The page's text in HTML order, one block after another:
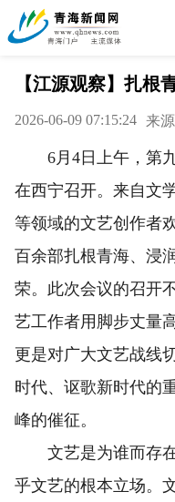
【江源观察】扎根
2026-06-09 07:15:24 来
6月4日上午，第九
在西宁召开。来自文
等领域的文艺创作者
百余部扎根青海、浸
荣。此次会议的召开
艺工作者用脚步丈量
更是对广大文艺战线
时代、讴歌新时代的
峰的催征。
文艺是为谁而存在
乎文艺的根本立场。